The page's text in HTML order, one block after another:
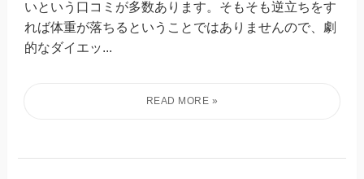
いという口コミが多数あります。そもそも逆立ちをす
れば体重が落ちるということではありませんので、劇
的なダイエッ...